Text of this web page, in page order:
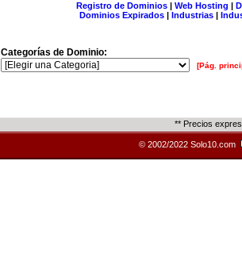
Registro de Dominios| Web Hosting |
Dominios Expirados | Industrias |
Categorías de Dominio:
[Pág.
** Precios
© 2002/2022 Solo10.com